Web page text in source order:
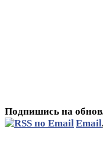
Подпишись на
Email